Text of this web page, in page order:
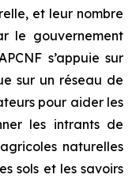
et leur nombre
le gouvernement
s’appuie sur
sur un réseau de
pour aider les
les intrants de
naturelles
sols et les savoirs